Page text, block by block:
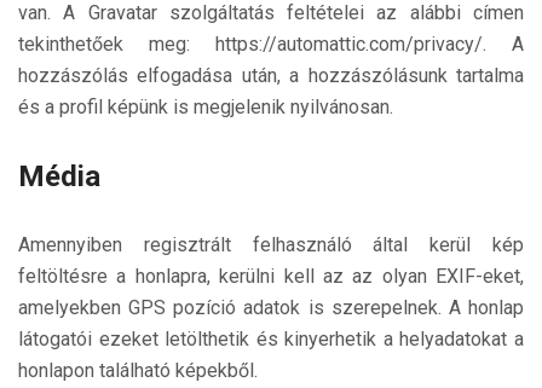
van. A Gravatar szolgáltatás feltételei az alábbi címen
tekinthetőek meg: https://automattic.com/privacy/. A
hozzászólás elfogadása után, a hozzászólásunk tartalma
és a profil képünk is megjelenik nyilvánosan.
Média
Amennyiben regisztrált felhasználó által kerül kép
feltöltésre a honlapra, kerülni kell az az olyan EXIF-eket,
amelyekben GPS pozíció adatok is szerepelnek. A honlap
látogatói ezeket letölthetik és kinyerhetik a helyadatokat a
honlapon található képekből.